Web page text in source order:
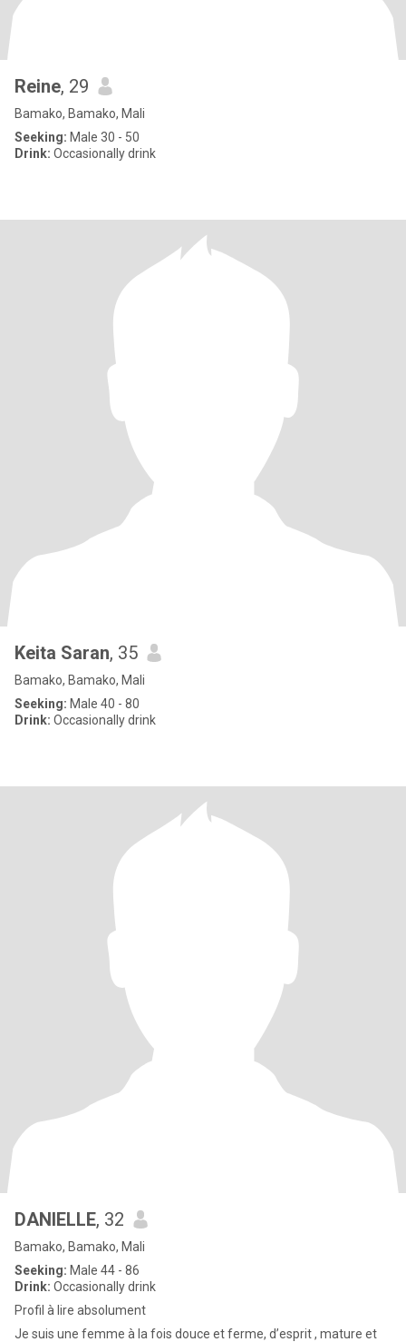
Reine, 29
Bamako, Bamako, Mali
Seeking: Male 30 - 50
Drink: Occasionally drink
Keita Saran, 35
Bamako, Bamako, Mali
Seeking: Male 40 - 80
Drink: Occasionally drink
DANIELLE, 32
Bamako, Bamako, Mali
Seeking: Male 44 - 86
Drink: Occasionally drink
Profil à lire absolument
Je suis une femme à la fois douce et ferme, d’esprit , mature et